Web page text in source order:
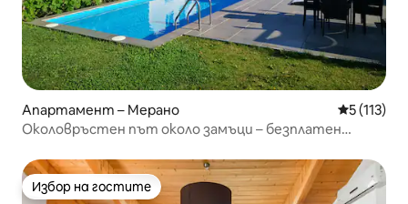
Апартамент – Мерано Средна
5 (113)
Околовръстен път около замъци – безплатен
Избор на гостите
Избор на гостите